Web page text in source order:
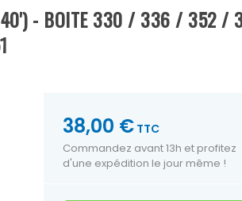
- BOITE 330 / 336 / 352 /
38,00 € TTC
Commandez avant 13h et profitez
d'une expédition le jour même !